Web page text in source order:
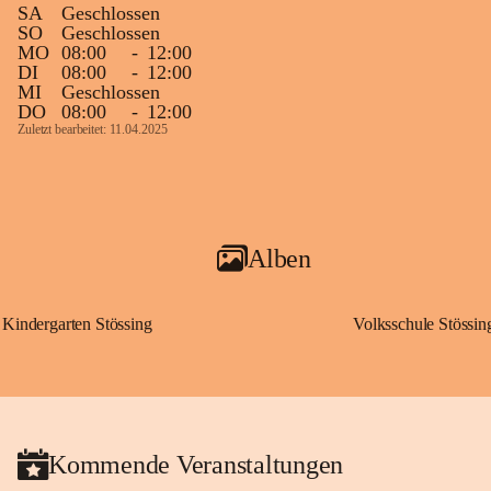
SA
Geschlossen
SO
Geschlossen
MO 08:00 - 12:00
DI
08:00 - 12:00
MI
Geschlossen
DO
08:00 - 12:00
Zuletzt bearbeitet: 11.04.2025
Alben
Kindergarten Stössing Volksschule
Kommende Veranstaltungen